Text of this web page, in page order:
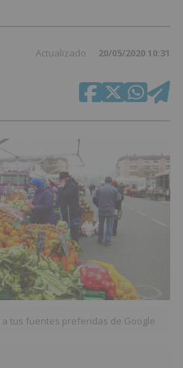
Actualizado 20/05/2020 10:31
a tus fuentes preferidas de Google